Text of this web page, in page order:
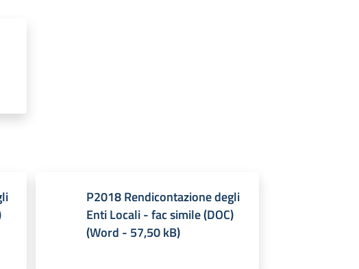
P2018 Rendicontazione degli
Enti Locali - fac simile (DOC)
(Word - 57,50 kB)